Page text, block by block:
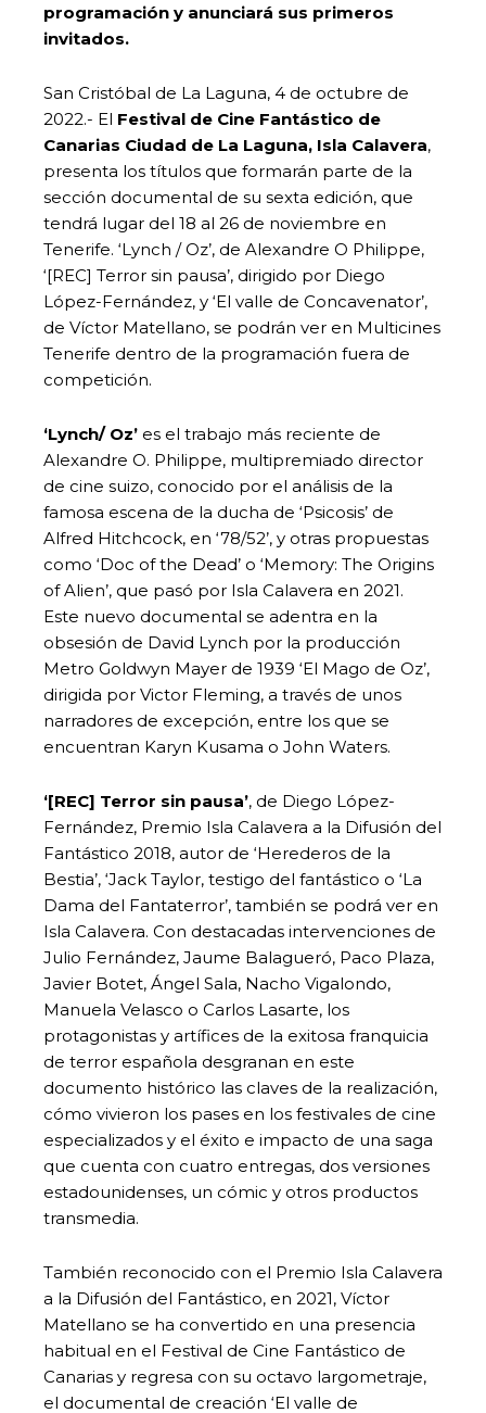
programación y anunciará sus primeros
invitados.
San Cristóbal de La Laguna, 4 de octubre de
2022.- El Festival de Cine Fantástico de
Canarias Ciudad de La Laguna, Isla Calavera,
presenta los títulos que formarán parte de la
sección documental de su sexta edición, que
tendrá lugar del 18 al 26 de noviembre en
Tenerife. ‘Lynch / Oz’, de Alexandre O Philippe,
‘[REC] Terror sin pausa’, dirigido por Diego
López-Fernández, y ‘El valle de Concavenator’,
de Víctor Matellano, se podrán ver en Multicines
Tenerife dentro de la programación fuera de
competición.
‘Lynch/ Oz’ es el trabajo más reciente de
Alexandre O. Philippe, multipremiado director
de cine suizo, conocido por el análisis de la
famosa escena de la ducha de ‘Psicosis’ de
Alfred Hitchcock, en ‘78/52’, y otras propuestas
como ‘Doc of the Dead’ o ‘Memory: The Origins
of Alien’, que pasó por Isla Calavera en 2021.
Este nuevo documental se adentra en la
obsesión de David Lynch por la producción
Metro Goldwyn Mayer de 1939 ‘El Mago de Oz’,
dirigida por Victor Fleming, a través de unos
narradores de excepción, entre los que se
encuentran Karyn Kusama o John Waters.
‘[REC] Terror sin pausa’, de Diego López-
Fernández, Premio Isla Calavera a la Difusión del
Fantástico 2018, autor de ‘Herederos de la
Bestia’, ‘Jack Taylor, testigo del fantástico o ‘La
Dama del Fantaterror’, también se podrá ver en
Isla Calavera. Con destacadas intervenciones de
Julio Fernández, Jaume Balagueró, Paco Plaza,
Javier Botet, Ángel Sala, Nacho Vigalondo,
Manuela Velasco o Carlos Lasarte, los
protagonistas y artífices de la exitosa franquicia
de terror española desgranan en este
documento histórico las claves de la realización,
cómo vivieron los pases en los festivales de cine
especializados y el éxito e impacto de una saga
que cuenta con cuatro entregas, dos versiones
estadounidenses, un cómic y otros productos
transmedia.
También reconocido con el Premio Isla Calavera
a la Difusión del Fantástico, en 2021, Víctor
Matellano se ha convertido en una presencia
habitual en el Festival de Cine Fantástico de
Canarias y regresa con su octavo largometraje,
el documental de creación ‘El valle de